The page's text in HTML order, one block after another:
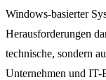
Windows-basierter
Herausforderungen
technische, sondern
Unternehmen und